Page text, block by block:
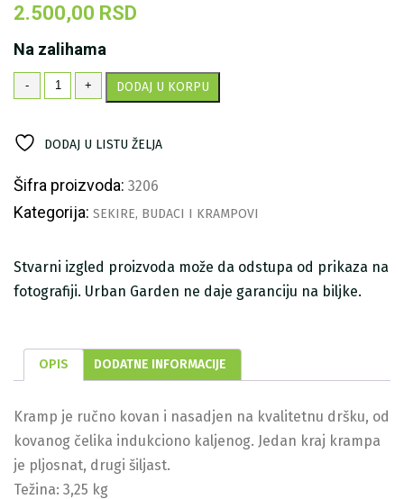
2.500,00 RSD
Na zalihama
-
Kramp
2.25kg
Muta
+ DODAJ U KORPU
DODAJ U LISTU ŽELJA
Šifra proizvoda: 3206
Kategorija: SEKIRE, BUDACI I KRAMPOVI
Stvarni izgled proizvoda može da odstupa od prikaza na
fotografiji. Urban Garden ne daje garanciju na biljke.
OPIS DODATNE INFORMACIJE
Kramp je ručno kovan i nasadjen na kvalitetnu dršku, od
kovanog čelika indukciono kaljenog. Jedan kraj krampa
je pljosnat, drugi šiljast.
Težina: 3,25 kg